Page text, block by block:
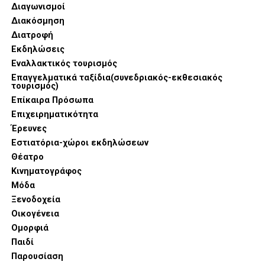
Στην αιχμή της παρουσίασης βρέθηκαν καινοτομίες που
συνδυάζουν την επαγγελματική απόδοση με την αισθητική
τελειότητα. Η σειρά SKS εντυπωσίασε με τον Compact
Oven 6-σε-1, μια συσκευή που συγκεντρώνει λειτουργίες
ψησίματος, air fryer και μαγειρέματος στον ατμό,
προσφέροντας τη μέγιστη ευελιξία στη γυναίκα που
διαθέτει περιορισμένο χρόνο αλλά υψηλές γαστρονομικές
απαιτήσεις.
Διαγωνισμοί
Διακόσμηση
Διατροφή
Εκδηλώσεις
Εναλλακτικός τουρισμός
Επαγγελματικά ταξίδια(συνεδριακός-εκθεσιακός
τουρισμός)
Επίκαιρα Πρόσωπα
Επιχειρηματικότητα
Έρευνες
Εστιατόρια-χώροι εκδηλώσεων
Θέατρο
Κινηματογράφος
Μόδα
Ξενοδοχεία
Οικογένεια
Ομορφιά
Παιδί
Παρουσίαση